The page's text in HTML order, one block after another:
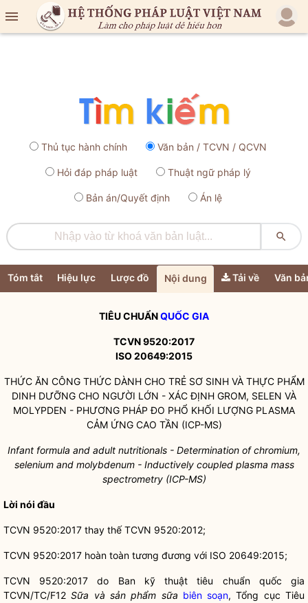

Thủ tục hành chính Văn bản / TCVN / QCVN
Hỏi đáp pháp luật Thuật ngữ pháp lý
Bản án/Quyết định Án lệ

Tóm tắt Hiệu lực Lược đồ Nội dung Tải về Văn
TIÊU CHUẨNQUỐC GIA
TCVN 9520:2017
ISO 20649:2015
THỨC ĂN CÔNG THỨC DÀNH CHO TRẺ SƠ SINH VÀ THỰC PHẨM
DINH DƯỠNG CHO NGƯỜI LỚN - XÁC ĐỊNH GROM, SELEN VÀ
MOLYPDEN - PHƯƠNG PHÁP ĐO PHỔ KHỐI LƯỢNG PLASMA
CẢM ỨNG CAO TẦN (ICP-MS)
Infant formula and adult nutritionals - Determination of chromium,
selenium and molybdenum - Inductively coupled plasma mass
spectrometry (ICP-MS)
Lời nói đầu
TCVN 9520:2017 thay thế TCVN 9520:2012;
TCVN 9520:2017 hoàn toàn tương đương với ISO 20649:2015;
TCVN 9520:2017 do Ban kỹ thuật tiêu chuẩn quốc gia
TCVN/TC/F12Sữa và sản phẩm sữa biên soạn, Tổng cục Tiêu